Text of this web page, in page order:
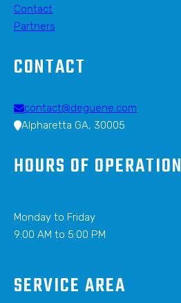
Contact
Partners
CONTACT
contact@deguene.com
Alpharetta GA, 30005
HOURS OF OPERATION
Monday to Friday
9:00 AM to 5:00 PM
SERVICE AREA